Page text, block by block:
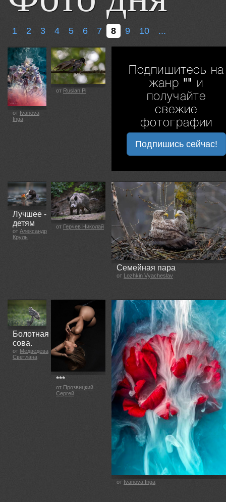
1 2 3 4 5 6 7 8 9 10 ...
от Ivanova
Inga
от Ruslan Pl
Подпишитесь на
жанр "" и
получайте
свежие
фотографии
Подпишись сейчас!
Лучшее -
детям
от Александр
Круль
от Герчев Николай
Семейная пара
от Lozhkin Vyacheslav
Болотная
сова.
от Медведева
Светлана
***
от Прозвицкий
Сергей
от Ivanova Inga